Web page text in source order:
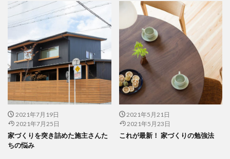
2021年7月19日
2021年7月25日
家づくりを突き詰めた施主さんた
ちの悩み
2021年5月21日
2021年5月23日
これが最新！ 家づくりの勉強法